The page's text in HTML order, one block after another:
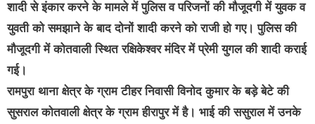
शादी से इंकार करने के मामले में पुलिस व परिजनों की मौजूदगी में युवक व
युवती को समझाने के बाद दोनों शादी करने को राजी हो गए। पुलिस की
मौजूदगी में कोतवाली स्थित रक्षिकेश्वर मंदिर में प्रेमी युगल की शादी कराई
गई।
रामपुरा थाना क्षेत्र के ग्राम टीहर निवासी विनोद कुमार के बड़े बेटे की
सुसराल कोतवाली क्षेत्र के ग्राम हीरापुर में है। भाई की ससुराल में उनके